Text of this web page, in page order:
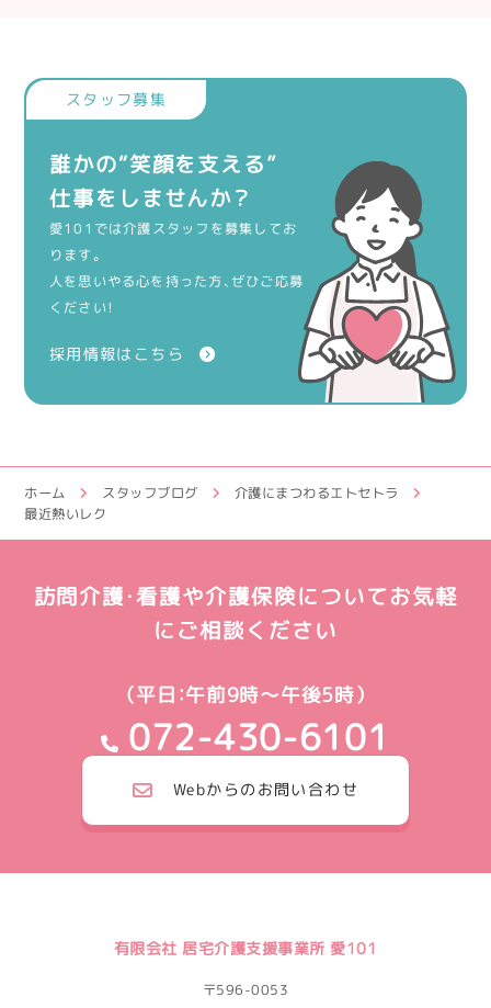
誰かの“笑顔を支える”
仕事をしませんか？
愛101では介護スタッフを募集してお
ります。
人を思いやる心を持った方、ぜひご応募
ください！
採用情報はこちら
ホーム スタッフブログ
介護にまつわるエトセトラ
最近熱いレク
訪問介護・看護や介護保険についてお気軽
にご相談ください
（平日：午前9時～午後5時）
072-430-6101
Webからのお問い合わせ
有限会社 居宅介護支援事業所 愛101
〒596-0053